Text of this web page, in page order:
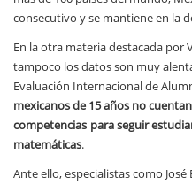
consecutivo y se mantiene en la
En la otra materia destacada por
tampoco los datos son muy
Evaluación Internacional de
mexicanos de 15 años no
competencias para seguir
matemáticas.
Ante ello, especialistas como